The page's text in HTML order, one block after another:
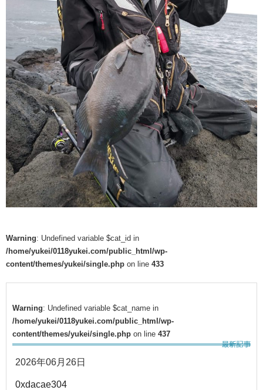
Warning: Undefined variable $cat_id in
/home/yukei/0118yukei.com/public_html/wp-
content/themes/yukei/single.php on line 433
Warning: Undefined variable $cat_name in
/home/yukei/0118yukei.com/public_html/wp-
content/themes/yukei/single.php on line 437
2026年06月26日
0xdacae304